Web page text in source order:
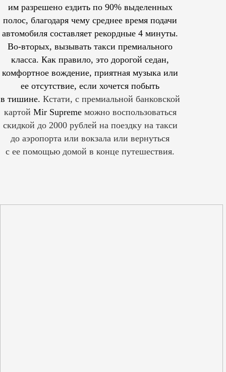
им разрешеноездить по 90% выделенных
полос, благодаря чему среднее время подачи
автомобиля составляет рекордные 4 минуты.
Во-вторых, вызывать такси премиального
класса. Как правило, это дорогой седан,
комфортное вождение, приятная музыка или
ее отсутствие, если хочется побыть
в тишине. Кстати, с премиальной банковской
картой Mir Supreme можно воспользоваться
скидкой до 2000 рублей на поездку на такси
до аэропорта или вокзала или вернуться
с ее помощью домой в конце путешествия.